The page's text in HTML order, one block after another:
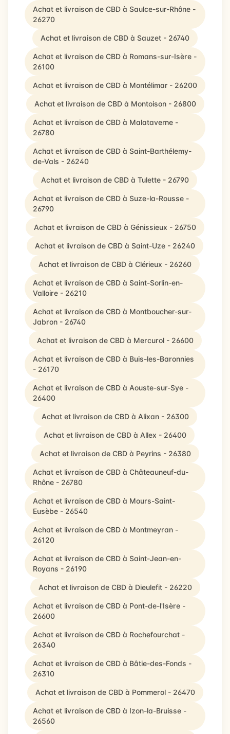
Achat et livraison de CBD à Saulce-sur-Rhône -
26270
Achat et livraison de CBD à Sauzet - 26740
Achat et livraison de CBD à Romans-sur-Isère -
26100
Achat et livraison de CBD à Montélimar - 26200
Achat et livraison de CBD à Montoison - 26800
Achat et livraison de CBD à Malataverne -
26780
Achat et livraison de CBD à Saint-Barthélemy-
de-Vals - 26240
Achat et livraison de CBD à Tulette - 26790
Achat et livraison de CBD à Suze-la-Rousse -
26790
Achat et livraison de CBD à Génissieux - 26750
Achat et livraison de CBD à Saint-Uze - 26240
Achat et livraison de CBD à Clérieux - 26260
Achat et livraison de CBD à Saint-Sorlin-en-
Valloire - 26210
Achat et livraison de CBD à Montboucher-sur-
Jabron - 26740
Achat et livraison de CBD à Mercurol - 26600
Achat et livraison de CBD à Buis-les-Baronnies
- 26170
Achat et livraison de CBD à Aouste-sur-Sye -
26400
Achat et livraison de CBD à Alixan - 26300
Achat et livraison de CBD à Allex - 26400
Achat et livraison de CBD à Peyrins - 26380
Achat et livraison de CBD à Châteauneuf-du-
Rhône - 26780
Achat et livraison de CBD à Mours-Saint-
Eusèbe - 26540
Achat et livraison de CBD à Montmeyran -
26120
Achat et livraison de CBD à Saint-Jean-en-
Royans - 26190
Achat et livraison de CBD à Dieulefit - 26220
Achat et livraison de CBD à Pont-de-l'Isère -
26600
Achat et livraison de CBD à Rochefourchat -
26340
Achat et livraison de CBD à Bâtie-des-Fonds -
26310
Achat et livraison de CBD à Pommerol - 26470
Achat et livraison de CBD à Izon-la-Bruisse -
26560